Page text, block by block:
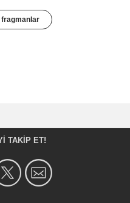
fragmanlar
TAKIP ET!